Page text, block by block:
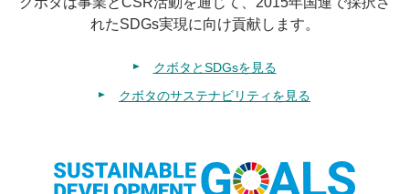
れたSDGs実現に向け貢献します。
クボタとSDGsを見る
クボタのサステナビリティを見る